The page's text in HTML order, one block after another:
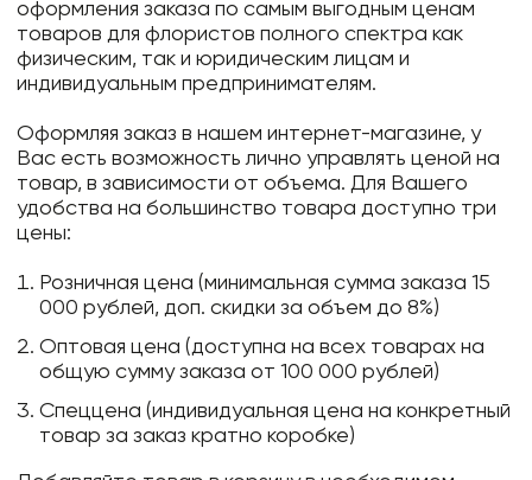
оформления заказа по самым выгодным ценам
товаров для флористов полного спектра как
физическим, так и юридическим лицам и
индивидуальным предпринимателям.
Оформляя заказ в нашем интернет-магазине, у
Вас есть возможность лично управлять ценой на
товар, в зависимости от объема. Для Вашего
удобства на большинство товара доступно три
цены:
Розничная цена (минимальная сумма заказа 15
000 рублей, доп. скидки за объем до 8%)
Оптовая цена (доступна на всех товарах на
общую сумму заказа от 100 000 рублей)
Спеццена (индивидуальная цена на конкретный
товар за заказ кратно коробке)